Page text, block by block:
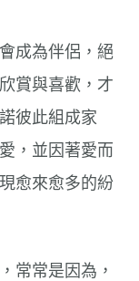
成為伴侶，絕
賞與喜歡，才
彼此組成家
，並因著愛而
愈來愈多的紛
常常是因為，